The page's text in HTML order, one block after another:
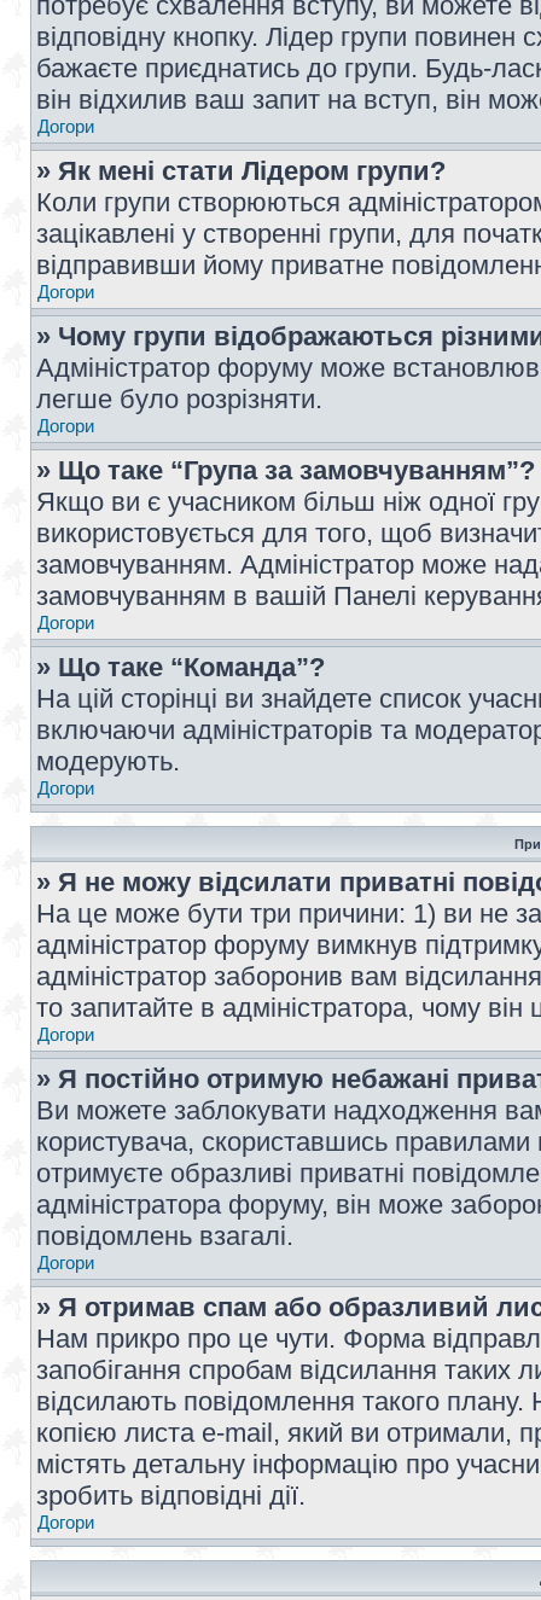
відповідну кнопку. Лідер групи
бажаєте приєднатись до групи. Будь-
він відхилив ваш запит на вступ, він
Догори
» Як мені стати Лідером групи?
Коли групи створюються
зацікавлені у створенні групи, для
відправивши йому приватне
Догори
» Чому групи відображаються
Адміністратор форуму може
легше було розрізняти.
Догори
» Що таке “Група за замовчуванням”?
Якщо ви є учасником більш ніж одної
використовується для того, щоб
замовчуванням. Адміністратор може
замовчуванням в вашій Панелі
Догори
» Що таке “Команда”?
На цій сторінці ви знайдете список
включаючи адміністраторів та
модерують.
Догори
» Я не можу відсилати приватні
На це може бути три причини: 1) ви не
адміністратор форуму вимкнув
адміністратор заборонив вам
то запитайте в адміністратора, чому він
Догори
» Я постійно отримую небажані
Ви можете заблокувати надходження
користувача, скориставшись
отримуєте образливі приватні
адміністратора форуму, він може
повідомлень взагалі.
Догори
» Я отримав спам або образливий
Нам прикро про це чути. Форма
запобігання спробам відсилання таких
відсилають повідомлення такого
копією листа e-mail, який ви отримали,
містять детальну інформацію про
зробить відповідні дії.
Догори